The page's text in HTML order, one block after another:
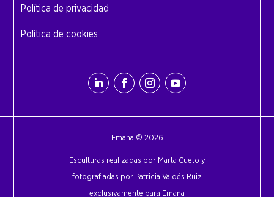
Política de privacidad
Política de cookies
Emana © 2026
Esculturas realizadas por Marta Cueto y
fotografiadas por Patricia Valdés Ruiz
exclusivamente para Emana